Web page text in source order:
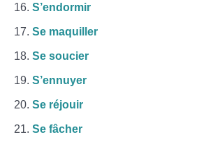
S’endormir
Se maquiller
Se soucier
S’ennuyer
Se réjouir
Se fâcher